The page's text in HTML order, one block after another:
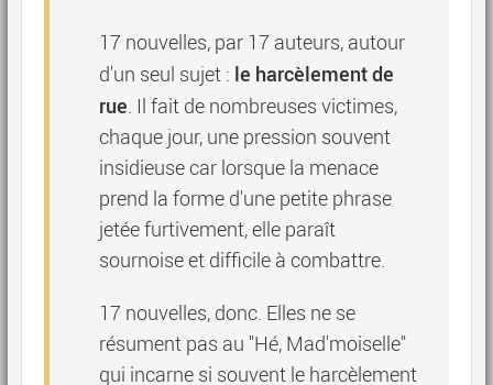
17 nouvelles, par 17 auteurs, autour
d'un seul sujet : le harcèlement de
rue. Il fait de nombreuses victimes,
chaque jour, une pression souvent
insidieuse car lorsque la menace
prend la forme d'une petite phrase
jetée furtivement, elle paraît
sournoise et difficile à combattre.
17 nouvelles, donc. Elles ne se
résument pas au "Hé, Mad'moiselle"
qui incarne si souvent le harcèlement